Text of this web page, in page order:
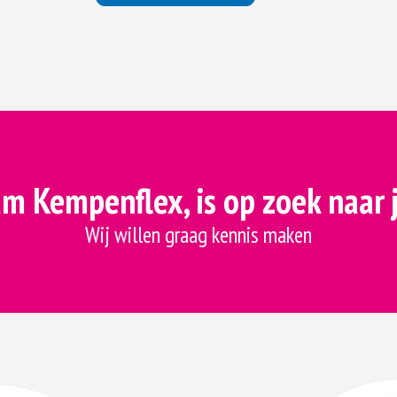
Kempenflex, is op zoek naar
Wij willen graag kennis maken